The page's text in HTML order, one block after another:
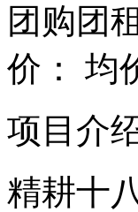
团购团
价：
均
项目介
精耕十